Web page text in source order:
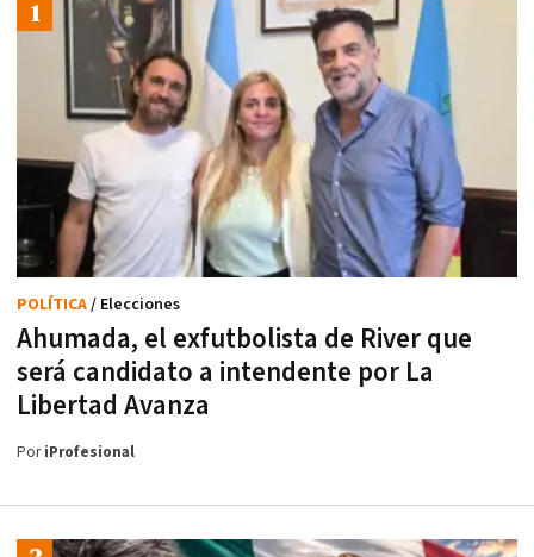
Ahumada, el exfutbolista de River que
será candidato a intendente por La
Libertad Avanza
POLÍTICA/ Elecciones
PoriProfesional